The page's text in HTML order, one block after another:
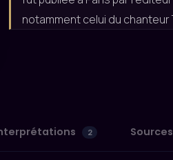
notamment celui du chanteur
2 Sources